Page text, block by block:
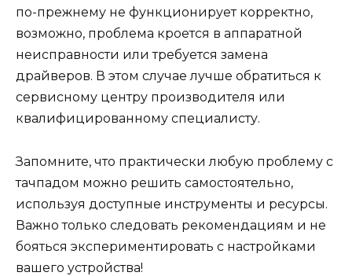
по-прежнему не функционирует корректно,
возможно, проблема кроется в аппаратной
неисправности или требуется замена
драйверов. В этом случае лучше обратиться к
сервисному центру производителя или
квалифицированному специалисту.
Запомните, что практически любую проблему с
тачпадом можно решить самостоятельно,
используя доступные инструменты и ресурсы.
Важно только следовать рекомендациям и не
бояться экспериментировать с настройками
вашего устройства!